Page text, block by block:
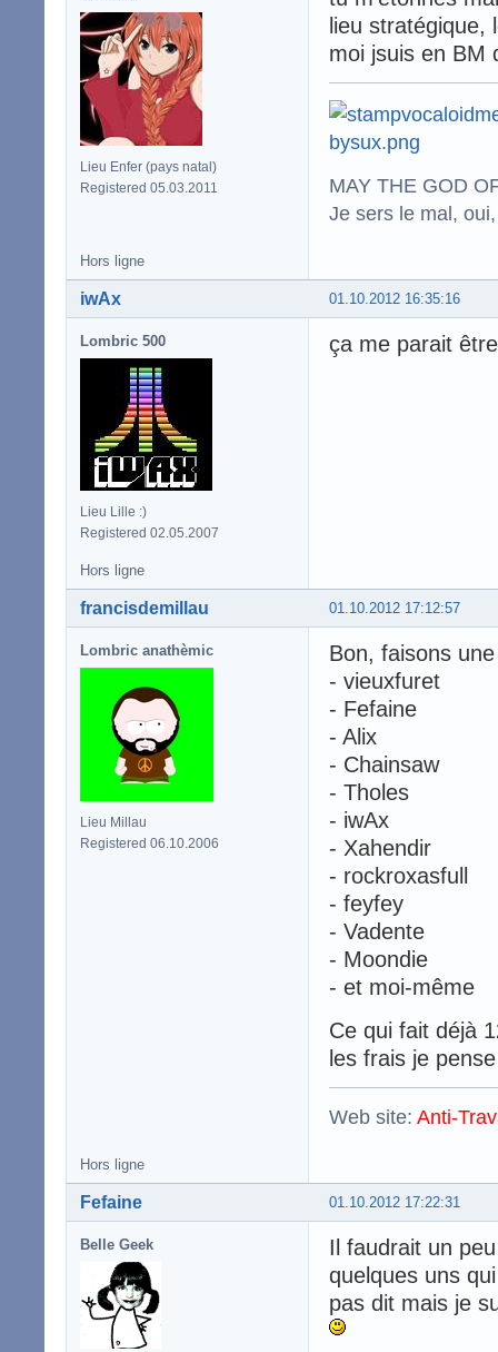
Lieu Enfer (pays natal)
Registered 05.03.2011
lieu
moi jsuis en BM
MAY THE GOD
Je sers le mal,
Hors ligne
01.10.2012 16:35:16
iwAx
Lombric 500
Lieu Lille :)
Registered 02.05.2007
ça me parait
Hors ligne
01.10.2012 17:12:57
francisdemillau
Lombric anathèmic
Lieu Millau
Registered 06.10.2006
Bon, faisons
- vieuxfuret
- Fefaine
- Alix
- Chainsaw
- Tholes
- iwAx
- Xahendir
- rockroxasfull
- feyfey
- Vadente
- Moondie
- et moi-même
Ce qui fait déjà
les frais je
Web site: Anti-
Hors ligne
01.10.2012 17:22:31
Fefaine
Belle Geek
Il faudrait un
quelques uns
pas dit mais je